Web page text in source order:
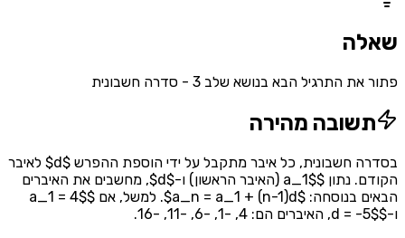
התרגיל הבא בנושא שלב 3 - סדרה חשבונית
מהירה
בסדרה חשבונית, כל איבר מתקבל על ידי הוספת ההפרש $d$ לאיבר
הקודם. נתון $a_1$ (האיבר הראשון) ו-$d$, מחשבים את האיברים
הבאים בנוסחה: $a_n = a_1 + (n-1)d$. למשל, אם $a_1 = 4$